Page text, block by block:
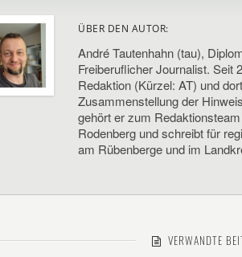
ÜBER DEN AUTOR:
André Tautenhahn (tau),
Freiberuflicher Journalist. Seit
Redaktion (Kürzel: AT) und
Zusammenstellung der
gehört er zum
Rodenberg und schreibt für
am Rübenberge und im
VERWANDTE